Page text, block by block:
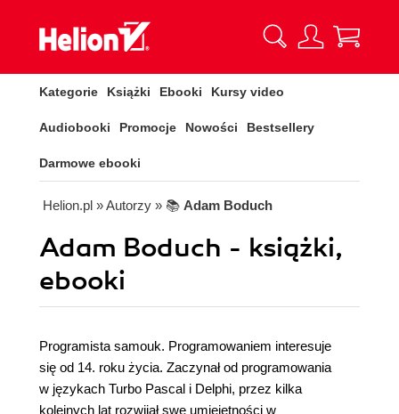
Kategorie Książki Ebooki Kursy video
Audiobooki Promocje Nowości Bestsellery
Darmowe ebooki
Helion.pl » Autorzy » 📚 Adam Boduch
Adam Boduch - książki,
ebooki
Programista samouk. Programowaniem interesuje
się od 14. roku życia. Zaczynał od programowania
w językach Turbo Pascal i Delphi, przez kilka
kolejnych lat rozwijał swe umiejętności w